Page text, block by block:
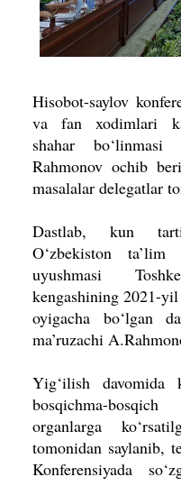
Hisobot-saylov
va fan xodimlari
shahar
Rahmonov ochib
masalalar delegatlar
Dastlab, kun
O‘zbekiston
uyushmasi
kengashining 2021-
oyigacha bo‘lgan
ma’ruzachi
Yig‘ilish davomida
bosqichma-
organlarga
tomonidan saylanib,
Konferensiyada